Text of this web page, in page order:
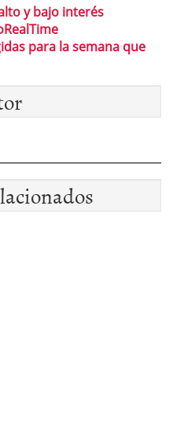
y bajo interés
para la semana que